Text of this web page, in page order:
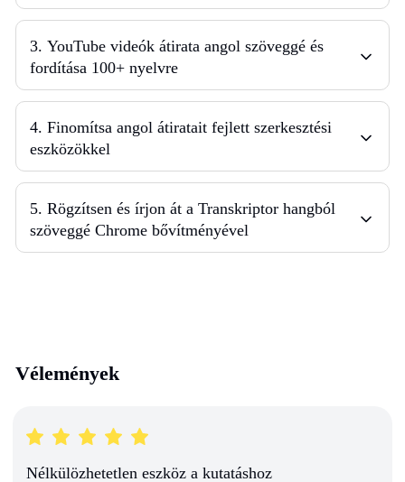
3. YouTube videók átirata angol szöveggé és
fordítása 100+ nyelvre
4. Finomítsa angol átiratait fejlett szerkesztési
eszközökkel
5. Rögzítsen és írjon át a Transkriptor hangból
szöveggé Chrome bővítményével
Vélemények
Nélkülözhetetlen eszköz a kutatáshoz